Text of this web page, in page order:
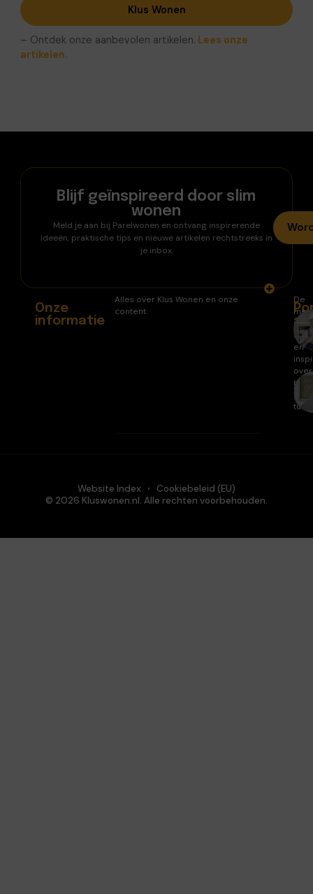
Klus Wonen
– Ontdek onze aanbevolen artikelen. Lees onze
artikelen.
Blijf geïnspireerd door slim
wonen
Meld je aan bij Parelwonen en ontvang inspirerende
ideeën, praktische tips en nieuwe artikelen rechtstreeks in
je inbox.
Onze
informatie
Alles over Klus Wonen en onze
content.
De
en
over
huis
tuin.
© 2026 Kluswonen.nl. Alle rechten voorbehouden.
Website Index Cookiebeleid (EU)